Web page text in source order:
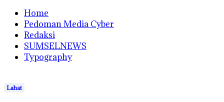
Home
Pedoman Media Cyber
Redaksi
SUMSELNEWS
Typography
Lahat